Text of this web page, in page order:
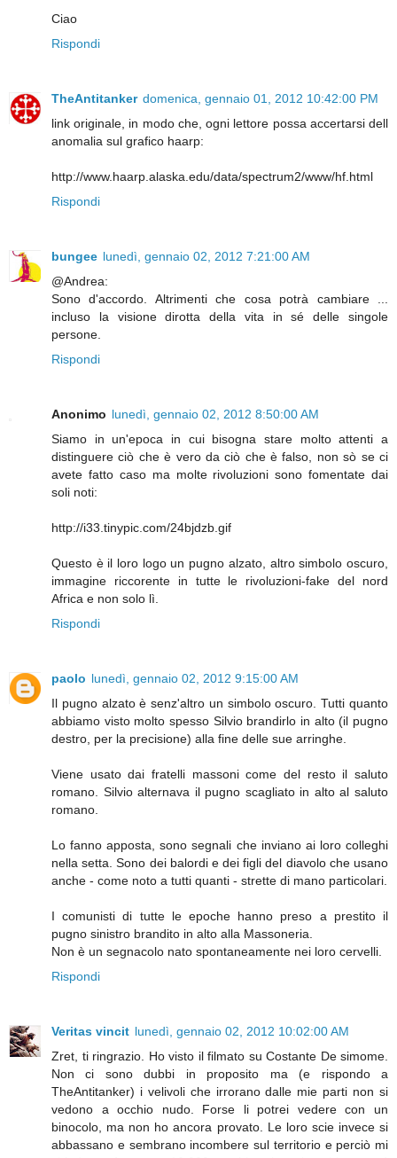
Ciao
Rispondi
TheAntitanker domenica, gennaio 01, 2012 10:42:00 PM
link originale, in modo che, ogni lettore possa accertarsi dell
anomalia sul grafico haarp:
http://www.haarp.alaska.edu/data/spectrum2/www/hf.html
Rispondi
bungee lunedì, gennaio 02, 2012 7:21:00 AM
@Andrea:
Sono d'accordo. Altrimenti che cosa potrà cambiare ...
incluso la visione dirotta della vita in sé delle singole
persone.
Rispondi
Anonimo lunedì, gennaio 02, 2012 8:50:00 AM
Siamo in un'epoca in cui bisogna stare molto attenti a
distinguere ciò che è vero da ciò che è falso, non sò se ci
avete fatto caso ma molte rivoluzioni sono fomentate dai
soli noti:
http://i33.tinypic.com/24bjdzb.gif
Questo è il loro logo un pugno alzato, altro simbolo oscuro,
immagine riccorente in tutte le rivoluzioni-fake del nord
Africa e non solo lì.
Rispondi
paolo lunedì, gennaio 02, 2012 9:15:00 AM
Il pugno alzato è senz'altro un simbolo oscuro. Tutti quanto
abbiamo visto molto spesso Silvio brandirlo in alto (il pugno
destro, per la precisione) alla fine delle sue arringhe.
Viene usato dai fratelli massoni come del resto il saluto
romano. Silvio alternava il pugno scagliato in alto al saluto
romano.
Lo fanno apposta, sono segnali che inviano ai loro colleghi
nella setta. Sono dei balordi e dei figli del diavolo che usano
anche - come noto a tutti quanti - strette di mano particolari.
I comunisti di tutte le epoche hanno preso a prestito il
pugno sinistro brandito in alto alla Massoneria.
Non è un segnacolo nato spontaneamente nei loro cervelli.
Rispondi
Veritas vincit lunedì, gennaio 02, 2012 10:02:00 AM
Zret, ti ringrazio. Ho visto il filmato su Costante De simome.
Non ci sono dubbi in proposito ma (e rispondo a
TheAntitanker) i velivoli che irrorano dalle mie parti non si
vedono a occhio nudo. Forse li potrei vedere con un
binocolo, ma non ho ancora provato. Le loro scie invece si
abbassano e sembrano incombere sul territorio e perciò mi